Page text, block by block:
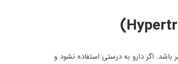
اگر دارو به درستی استفاده نشود و